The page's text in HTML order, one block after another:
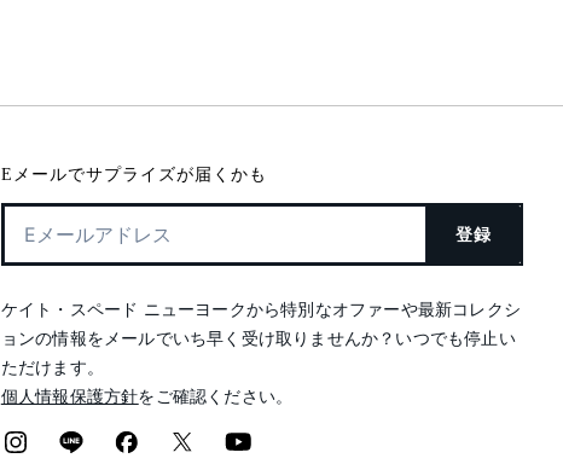
Eメールでサプライズが届くかも
登録
ケイト・スペード ニューヨークから特別なオファーや最新コレクシ
ョンの情報をメールでいち早く受け取りませんか？いつでも停止い
ただけます。
個人情報保護方針をご確認ください。